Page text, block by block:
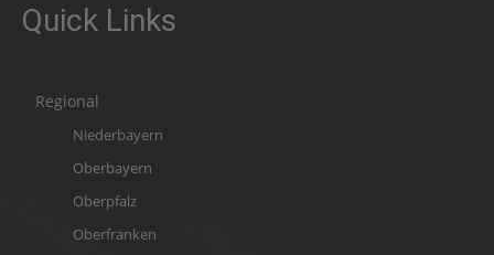
Quick Links
Regional
Niederbayern
Oberbayern
Oberpfalz
Oberfranken